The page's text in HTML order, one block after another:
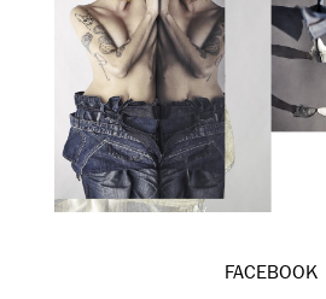
FACEBOOK